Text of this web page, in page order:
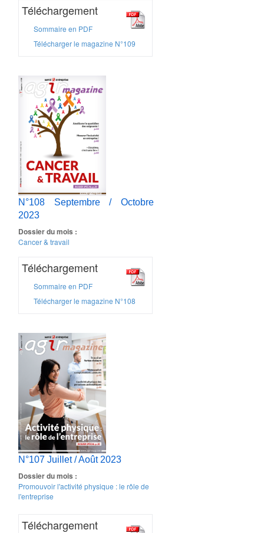
Téléchargement
Sommaire en PDF
Télécharger le magazine N°109
N°108 Septembre / Octobre
2023
Dossier du mois :
Cancer & travail
Téléchargement
Sommaire en PDF
Télécharger le magazine N°108
N°107 Juillet / Août 2023
Dossier du mois :
Promouvoir l'activité physique : le rôle de
l'entreprise
Téléchargement